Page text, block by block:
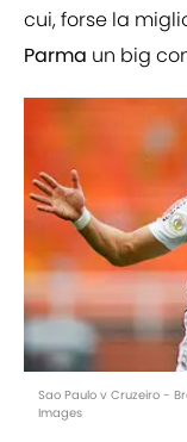
cui, forse la
Parma un big
Sao Paulo v Cruzeiro -
Images